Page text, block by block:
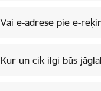
Vai e-adresē pie e-
Kur un cik ilgi būs